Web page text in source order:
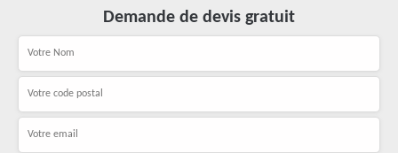
Demande de devis gratuit